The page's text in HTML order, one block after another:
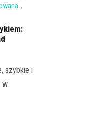
,
szybkie i
w